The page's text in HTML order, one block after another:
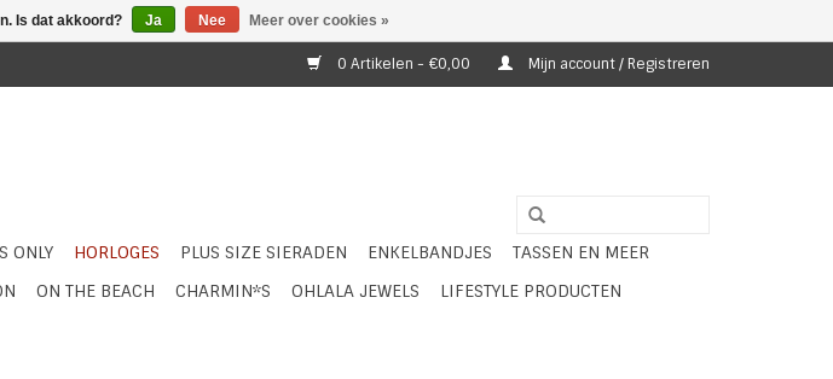
0 Artikelen - €0,00 Mijn account / Registreren
ONLY HORLOGES PLUS SIZE SIERADEN ENKELBANDJES
TASSEN EN MEER
ON THE BEACH CHARMIN*S OHLALA JEWELS
LIFESTYLE PRODUCTEN
Is dat akkoord? Ja Nee Meer over cookies »